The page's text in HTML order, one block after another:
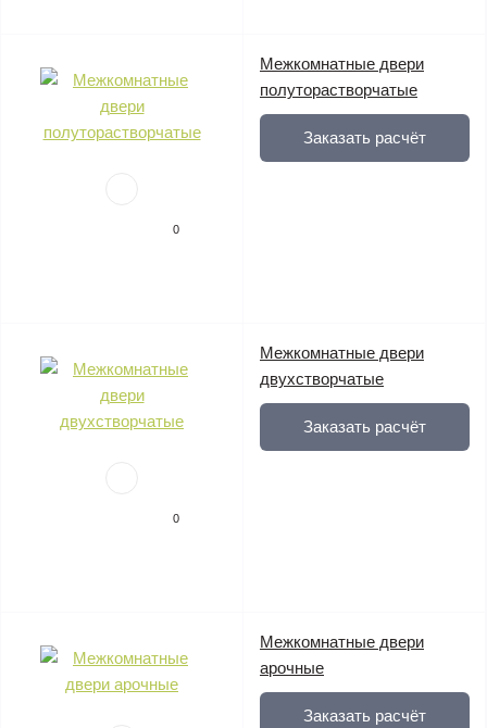
0
Межкомнатные двери
полуторастворчатые
Заказать расчёт
0
Межкомнатные двери
двухстворчатые
Заказать расчёт
Межкомнатные двери
арочные
Заказать расчёт